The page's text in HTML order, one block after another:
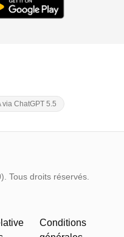
ChatGPT 5.5
Tous droits réservés.
Conditions